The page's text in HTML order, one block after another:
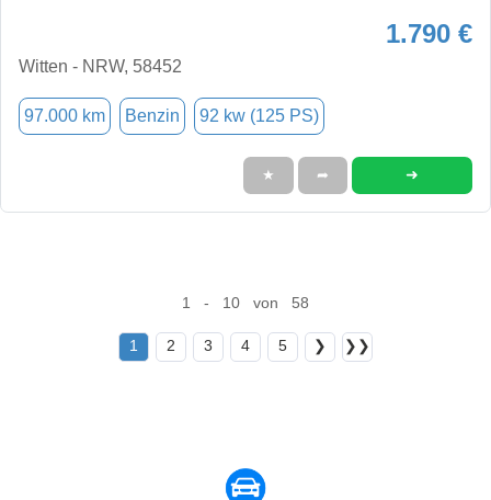
1.790 €
Witten - NRW, 58452
97.000 km Benzin 92 kw (125 PS)
★ ➦ ➜
1 - 10 von 58
1 2 3 4 5 ❯ ❯❯